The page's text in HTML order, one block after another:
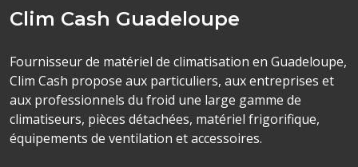
Clim Cash Guadeloupe
Fournisseur de matériel de climatisation en Guadeloupe,
Clim Cash propose aux particuliers, aux entreprises et
aux professionnels du froid une large gamme de
climatiseurs, pièces détachées, matériel frigorifique,
équipements de ventilation et accessoires.